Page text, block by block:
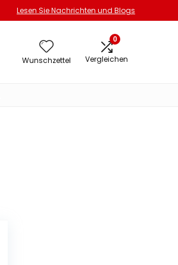
Lesen Sie Nachrichten und Blogs
Wunschzettel
0
Vergleichen